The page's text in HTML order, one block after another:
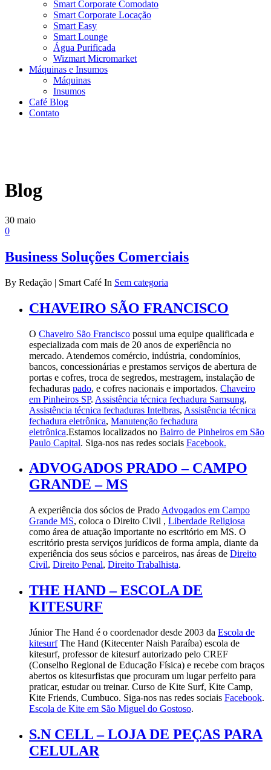
Smart Corporate Comodato
Smart Corporate Locação
Smart Easy
Smart Lounge
Água Purificada
Wizmart Micromarket
Máquinas e Insumos
Máquinas
Insumos
Café Blog
Contato
Blog
30 maio
0
Business Soluções Comerciais
By Redação | Smart Café In Sem categoria
CHAVEIRO SÃO FRANCISCO
O Chaveiro São Francisco possui uma equipe qualificada e
especializada com mais de 20 anos de experiência no
mercado. Atendemos comércio, indústria, condomínios,
bancos, concessionárias e prestamos serviços de abertura de
portas e cofres, troca de segredos, mestragem, instalação de
fechaduras pado, e cofres nacionais e importados. Chaveiro
em Pinheiros SP. Assistência técnica fechadura Samsung,
Assistência técnica fechaduras Intelbras, Assistência técnica
fechadura eletrônica, Manutenção fechadura
eletrônica.Estamos localizados no Bairro de Pinheiros em São
Paulo Capital. Siga-nos nas redes sociais Facebook.
ADVOGADOS PRADO – CAMPO
GRANDE – MS
A experiência dos sócios de Prado Advogados em Campo
Grande MS, coloca o Direito Civil , Liberdade Religiosa
como área de atuação importante no escritório em MS. O
escritório presta serviços jurídicos de forma ampla, diante da
experiência dos seus sócios e parceiros, nas áreas de Direito
Civil, Direito Penal, Direito Trabalhista.
THE HAND – ESCOLA DE
KITESURF
Júnior The Hand é o coordenador desde 2003 da Escola de
kitesurfThe Hand (Kitecenter Naish Paraíba) escola de
kitesurf, professor de kitesurf autorizado pelo CREF
(Conselho Regional de Educação Física) e recebe com braços
abertos os kitesurfistas que procuram um lugar perfeito para
praticar, estudar ou treinar. Curso de Kite Surf, Kite Camp,
Kite Friends, Cumbuco. Siga-nos nas redes sociais Facebook.
Escola de Kite em São Miguel do Gostoso.
S.N CELL – LOJA DE PEÇAS PARA
CELULAR